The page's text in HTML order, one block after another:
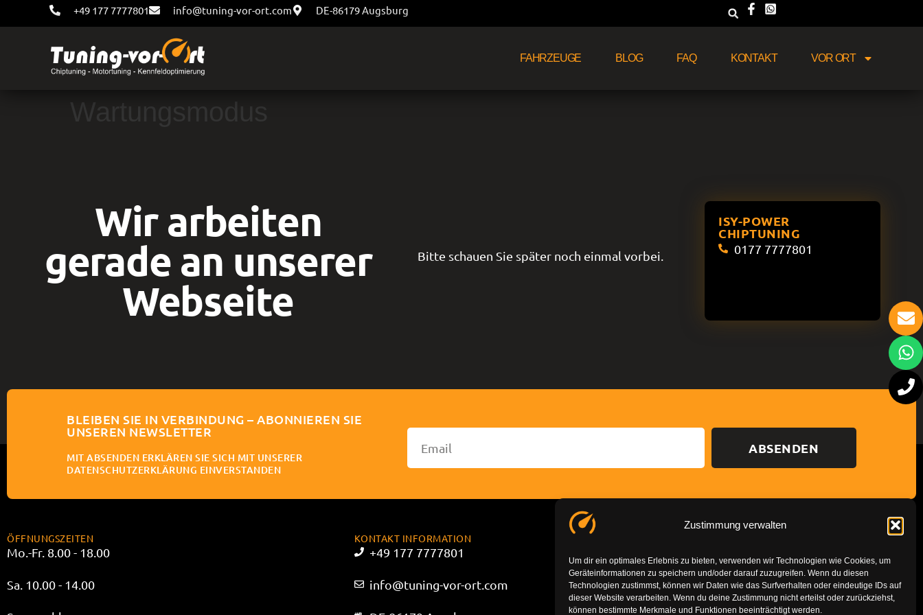
Zustimmung verwalten
Um dir ein optimales Erlebnis zu bieten, verwenden wir Technologien wie Cookies, um
Geräteinformationen zu speichern und/oder darauf zuzugreifen. Wenn du diesen
Technologien zustimmst, können wir Daten wie das Surfverhalten oder eindeutige IDs auf
dieser Website verarbeiten. Wenn du deine Zustimmung nicht erteilst oder zurückziehst,
können bestimmte Merkmale und Funktionen beeinträchtigt werden.
+49 177 7777801 info@tuning-vor-ort.com DE-86179 Augsburg
FAHRZEUGE BLOG FAQ KONTAKT VOR ORT
Wartungsmodus
Wir arbeiten
gerade an unserer
Webseite
Bitte schauen Sie später noch einmal vorbei.
ISY-POWER
CHIPTUNING
0177 7777801
BLEIBEN SIE IN VERBINDUNG – ABONNIEREN SIE
UNSEREN NEWSLETTER
MIT ABSENDEN ERKLÄREN SIE SICH MIT UNSERER
DATENSCHUTZERKLÄRUNG EINVERSTANDEN
ABSENDEN
ÖFFNUNGSZEITEN
Mo.-Fr. 8.00 - 18.00
Sa. 10.00 - 14.00
KONTAKT INFORMATION
+49 177 7777801
info@tuning-vor-ort.com